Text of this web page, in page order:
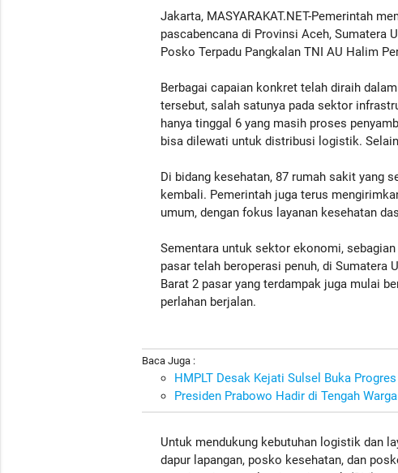
Jakarta, MASYARAKAT.NET-Pemerintah
pascabencana di Provinsi Aceh, Sumatera
Posko Terpadu Pangkalan TNI AU Halim
Berbagai capaian konkret telah diraih
tersebut, salah satunya pada sektor
hanya tinggal 6 yang masih proses
bisa dilewati untuk distribusi logistik.
Di bidang kesehatan, 87 rumah sakit yang
kembali. Pemerintah juga terus
umum, dengan fokus layanan kesehatan
Sementara untuk sektor ekonomi,
pasar telah beroperasi penuh, di Sumatera
Barat 2 pasar yang terdampak juga mulai
perlahan berjalan.
Baca Juga :
HMPLT Desak Kejati Sulsel Buka
Presiden Prabowo Hadir di Tengah
Untuk mendukung kebutuhan logistik dan
dapur lapangan, posko kesehatan, dan